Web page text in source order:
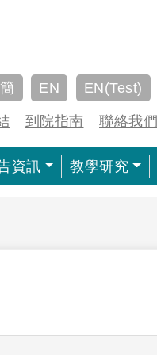
簡 EN EN(Test)
到院指南 聯絡我們
資訊 教學研究